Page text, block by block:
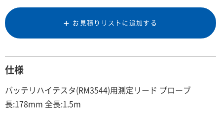
お見積りリストに追加する
仕様
バッテリハイテスタ(RM3544)用測定リード プローブ
長:178mm 全長:1.5m